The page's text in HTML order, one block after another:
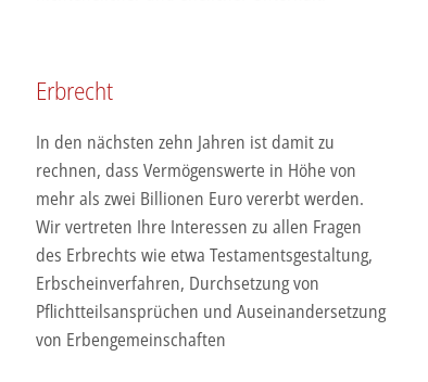
Erbrecht
In den nächsten zehn Jahren ist damit zu
rechnen, dass Vermögenswerte in Höhe von
mehr als zwei Billionen Euro vererbt werden.
Wir vertreten Ihre Interessen zu allen Fragen
des Erbrechts wie etwa Testamentsgestaltung,
Erbscheinverfahren, Durchsetzung von
Pflichtteilsansprüchen und Auseinandersetzung
von Erbengemeinschaften